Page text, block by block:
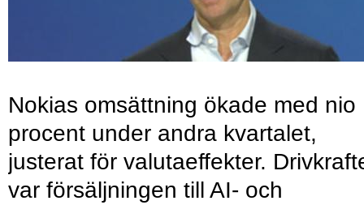
Nokias omsättning ökade med nio
procent under andra kvartalet,
justerat för valutaeffekter.
var försäljningen till AI- och